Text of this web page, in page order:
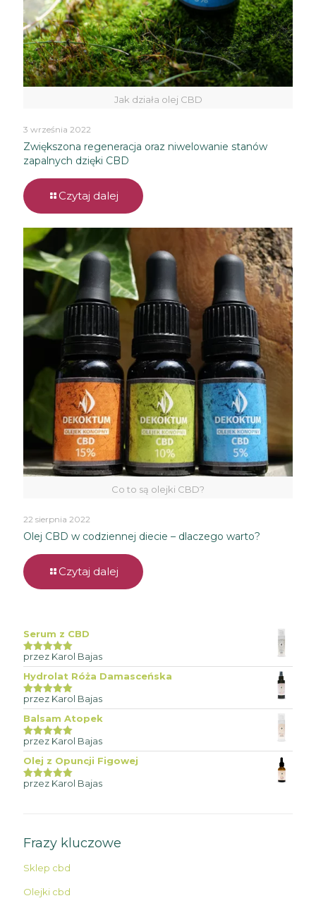
Jak działa olej CBD
3 września 2022
Zwiększona regeneracja oraz niwelowanie stanów
zapalnych dzięki CBD
Czytaj dalej
Co to są olejki CBD?
22 sierpnia 2022
Olej CBD w codziennej diecie – dlaczego warto?
Czytaj dalej
Serum z CBD
Oceniono 5
na 5
przez Karol Bajas
Hydrolat Róża Damasceńska
Oceniono 5
na 5
przez Karol Bajas
Balsam Atopek
Oceniono 5
na 5
przez Karol Bajas
Olej z Opuncji Figowej
Oceniono 5
przez Karol Bajas
Frazy kluczowe
Sklep cbd
Olejki cbd